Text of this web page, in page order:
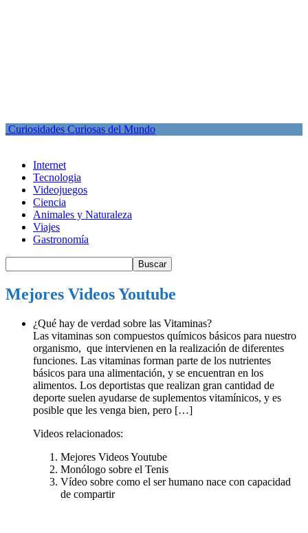
Curiosidades Curiosas del Mundo
Internet
Tecnologia
Videojuegos
Ciencia
Animales y Naturaleza
Viajes
Gastronomía
Mejores Videos Youtube
¿Qué hay de verdad sobre las Vitaminas?
Las vitaminas son compuestos químicos básicos para nuestro
organismo, que intervienen en la realización de diferentes
funciones. Las vitaminas forman parte de los nutrientes
básicos para una alimentación, y se encuentran en los
alimentos. Los deportistas que realizan gran cantidad de
deporte suelen ayudarse de suplementos vitamínicos, y es
posible que les venga bien, pero […]
Videos relacionados:
Mejores Videos Youtube
Monólogo sobre el Tenis
Vídeo sobre como el ser humano nace con capacidad
de compartir